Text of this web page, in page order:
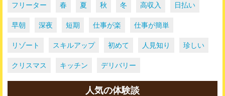
フリーター 春 夏 秋 冬 高収入 日払い
早朝 深夜 短期 仕事が楽 仕事が簡単
リゾート スキルアップ 初めて 人見知り 珍しい
クリスマス キッチン デリバリー
人気の体験談